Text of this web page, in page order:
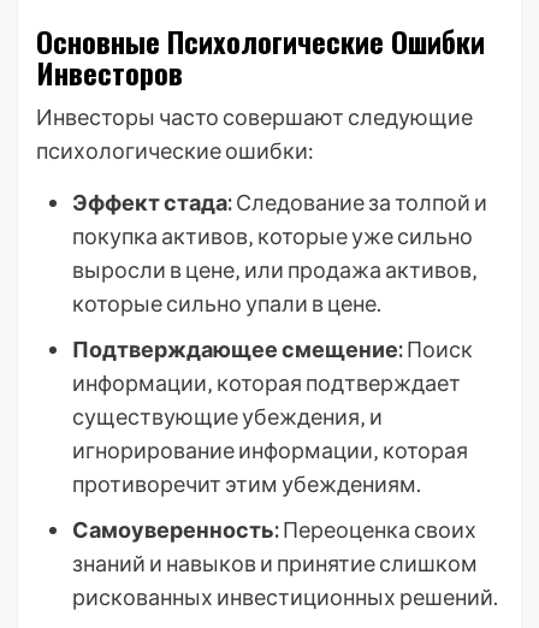
Основные Психологические Ошибки
Инвесторов
Инвесторы часто совершают следующие
психологические ошибки:
Эффект стада:Следование за толпой и
покупка активов‚ которые уже сильно
выросли в цене‚ или продажа активов‚
которые сильно упали в цене.
Подтверждающее смещение:Поиск
информации‚ которая подтверждает
существующие убеждения‚ и
игнорирование информации‚ которая
противоречит этим убеждениям.
Самоуверенность:Переоценка своих
знаний и навыков и принятие слишком
рискованных инвестиционных решений.